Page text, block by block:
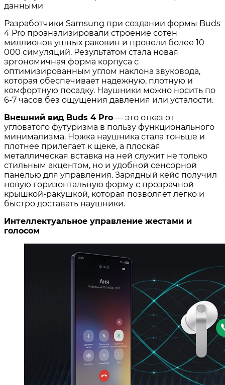
данными
Разработчики Samsung при создании формы Buds
4 Pro проанализировали строение сотен
миллионов ушных раковин и провели более 10
000 симуляций. Результатом стала новая
эргономичная форма корпуса с
оптимизированным углом наклона звуковода,
которая обеспечивает надежную, плотную и
комфортную посадку. Наушники можно носить по
6-7 часов без ощущения давления или усталости.
Внешний вид Buds 4 Pro — это отказ от
угловатого футуризма в пользу функционального
минимализма. Ножка наушника стала тоньше и
плотнее прилегает к щеке, а плоская
металлическая вставка на ней служит не только
стильным акцентом, но и удобной сенсорной
панелью для управления. Зарядный кейс получил
новую горизонтальную форму с прозрачной
крышкой-ракушкой, которая позволяет легко и
быстро доставать наушники.
Интеллектуальное управление жестами и
голосом